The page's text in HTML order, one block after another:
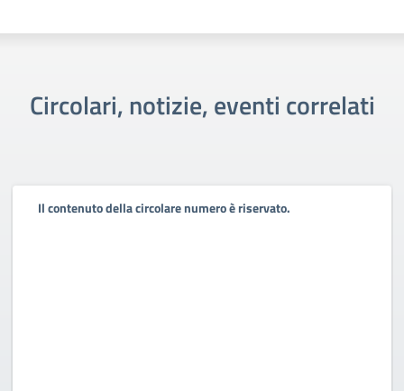
Circolari, notizie, eventi correlati
Il contenuto della circolare numero è riservato.